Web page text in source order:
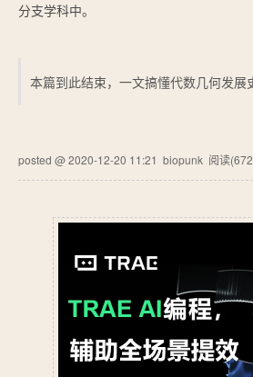
分支学科中。
本篇到此结束，一文搞懂代数几何发展
posted @2020-12-20 11:21 biopunk 阅读(